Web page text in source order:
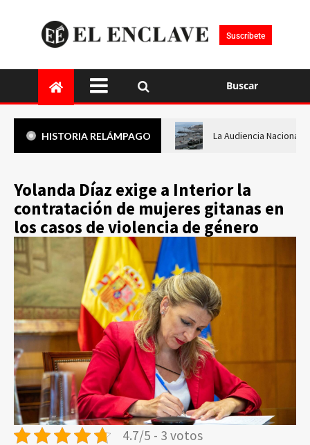
Suscríbete
Buscar
HISTORIA RELÁMPAGO La Audiencia Nacional
Yolanda Díaz exige a Interior la
contratación de mujeres gitanas en
los casos de violencia de género
4.7/5 - 3 votos